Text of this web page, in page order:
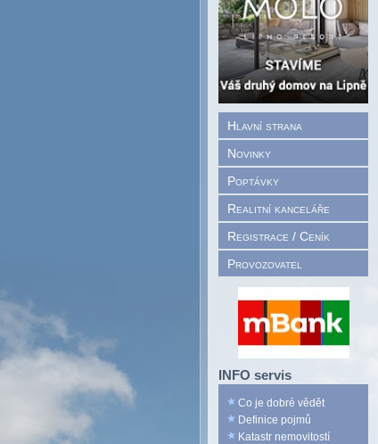
Hlavní strana
Novinky
Poptávky
Realitní kanceláře
Registrace / Ceník
Provozovatel
INFO servis
Co je dobré vědět
Definice pojmů
Katastr nemovitostí